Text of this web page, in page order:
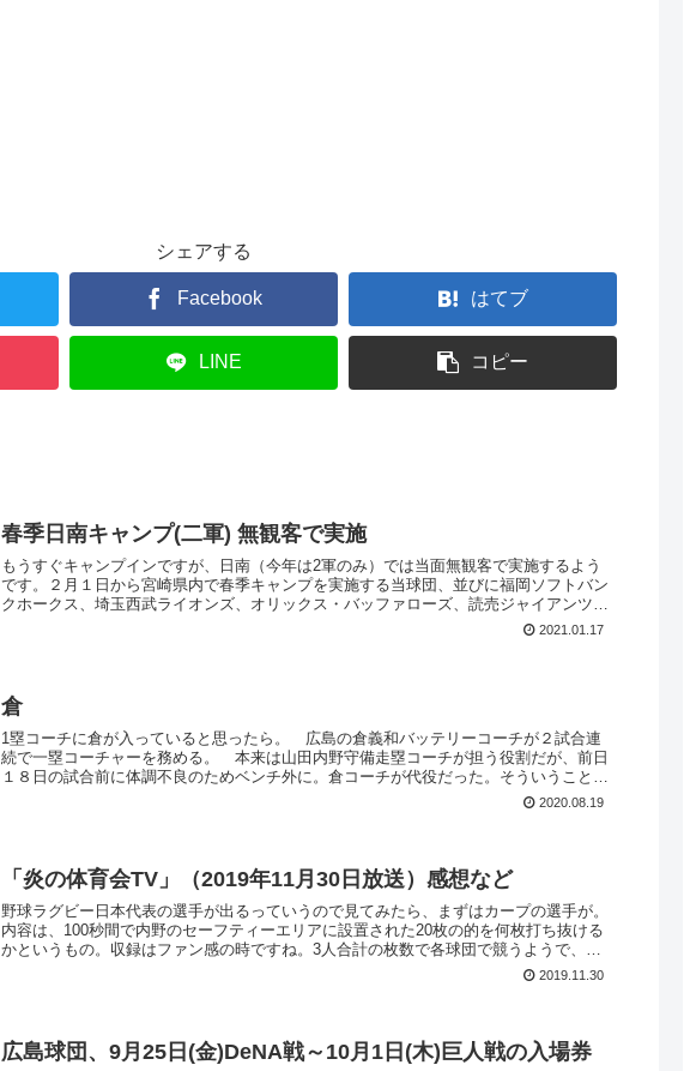
シェアする
Facebook はてブ
LINE コピー
春季日南キャンプ(二軍) 無観客で実施
もうすぐキャンプインですが、日南（今年は2軍のみ）では当面無観客で実施するよう
です。２月１日から宮崎県内で春季キャンプを実施する当球団、並びに福岡ソフトバン
クホークス、埼玉西武ライオンズ、オリックス・バッファローズ、読売ジャイアンツ、
2021.01.17
倉
1塁コーチに倉が入っていると思ったら。 広島の倉義和バッテリーコーチが２試合連
続で一塁コーチャーを務める。 本来は山田内野守備走塁コーチが担う役割だが、前日
１８日の試合前に体調不良のためベンチ外に。倉コーチが代役だった。そういうことも
2020.08.19
「炎の体育会TV」（2019年11月30日放送）感想など
野球ラグビー日本代表の選手が出るっていうので見てみたら、まずはカープの選手が。
内容は、100秒間で内野のセーフティーエリアに設置された20枚の的を何枚打ち抜ける
かというもの。収録はファン感の時ですね。3人合計の枚数で各球団で競うようで、こ
2019.11.30
広島球団、9月25日(金)DeNA戦～10月1日(木)巨人戦の入場券